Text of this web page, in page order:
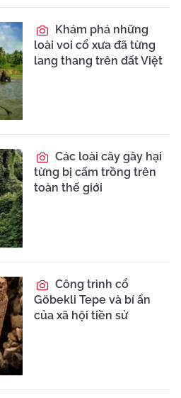
Khám phá những
loài voi cổ xưa đã từng
lang thang trên đất Việt
Các loài cây gây hại
từng bị cấm trồng trên
toàn thế giới
Công trình cổ
Göbekli Tepe và bí ẩn
của xã hội tiền sử